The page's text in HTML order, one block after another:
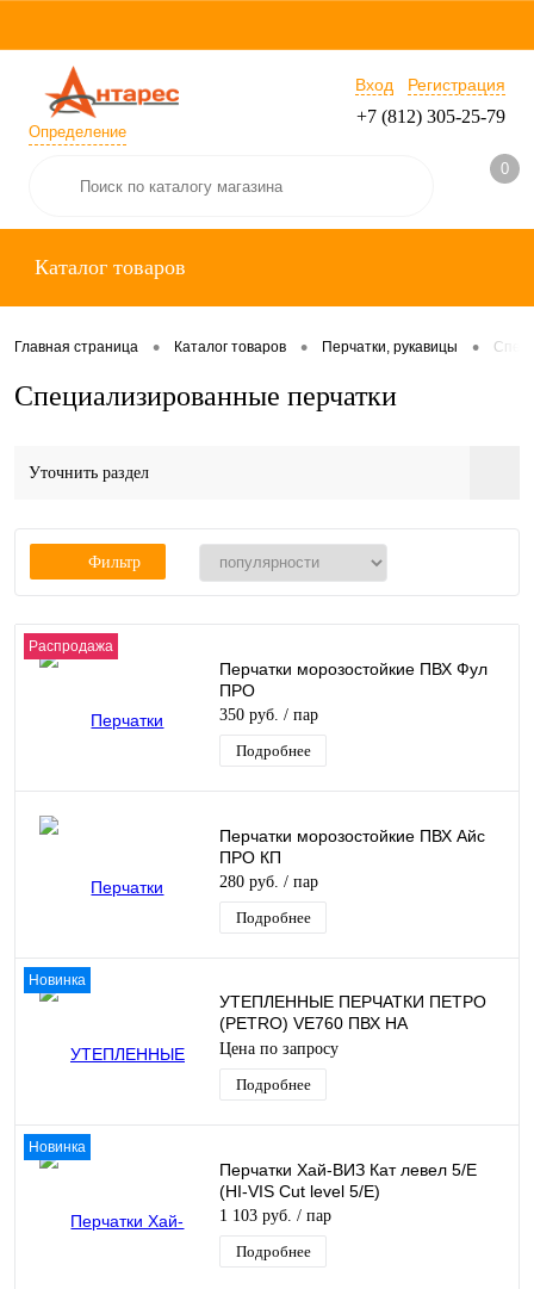
Определение
Вход Регистрация
+7 (812) 305-25-79
0
Каталог товаров
Главная страница • Каталог товаров • Перчатки, рукавицы •
Специализированные перчатки
Уточнить раздел
Фильтр
Распродажа
Перчатки морозостойкие ПВХ Фул
ПРО
350 руб. / пар
Подробнее
Перчатки морозостойкие ПВХ Айс
ПРО КП
280 руб. / пар
Подробнее
Новинка
УТЕПЛЕННЫЕ ПЕРЧАТКИ ПЕТРО
(PETRO) VE760 ПВХ НА
ТРИКОТАЖНОЙ ОСНОВЕ
Цена по запросу
Подробнее
Новинка
Перчатки Хай-ВИЗ Кат левел 5/Е
(HI-VIS Cut level 5/E)
1 103 руб. / пар
Подробнее